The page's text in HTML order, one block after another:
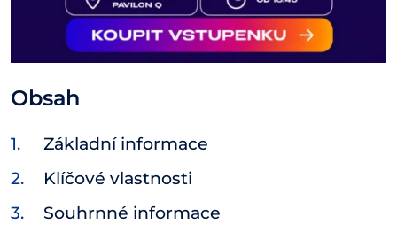
Obsah
Základní informace
Klíčové vlastnosti
Souhrnné informace